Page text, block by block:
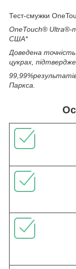
Тест-смужки
OneTouch® Ultra®-
США*
Доведена точність
цукрах,
99,99%
Паркса.